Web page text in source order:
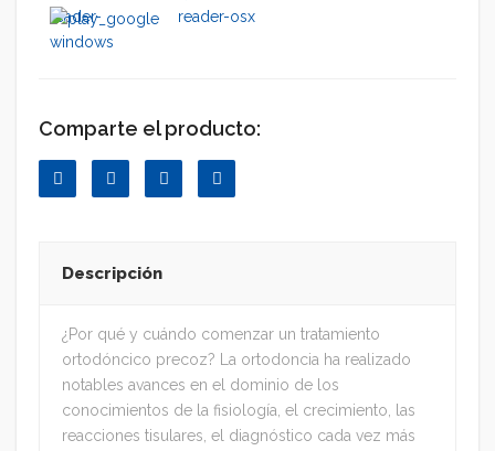
Comparte el producto:
Descripción
¿Por qué y cuándo comenzar un tratamiento
ortodóncico precoz? La ortodoncia ha realizado
notables avances en el dominio de los
conocimientos de la fisiología, el crecimiento, las
reacciones tisulares, el diagnóstico cada vez más